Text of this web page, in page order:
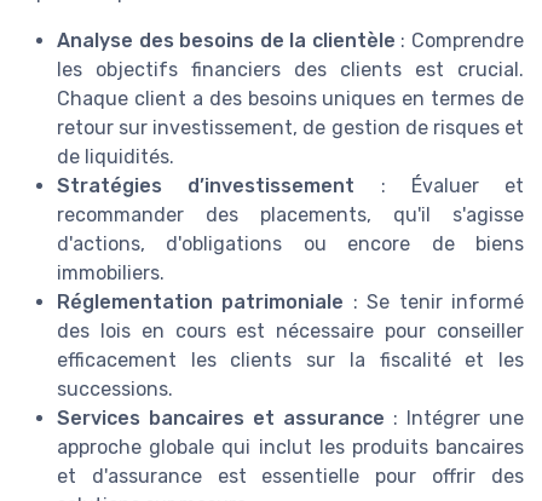
Analyse des besoins de la clientèle : Comprendre
les objectifs financiers des clients est crucial.
Chaque client a des besoins uniques en termes de
retour sur investissement, de gestion de risques et
de liquidités.
Stratégies d’investissement : Évaluer et
recommander des placements, qu'il s'agisse
d'actions, d'obligations ou encore de biens
immobiliers.
Réglementation patrimoniale : Se tenir informé
des lois en cours est nécessaire pour conseiller
efficacement les clients sur la fiscalité et les
successions.
Services bancaires et assurance : Intégrer une
approche globale qui inclut les produits bancaires
et d'assurance est essentielle pour offrir des